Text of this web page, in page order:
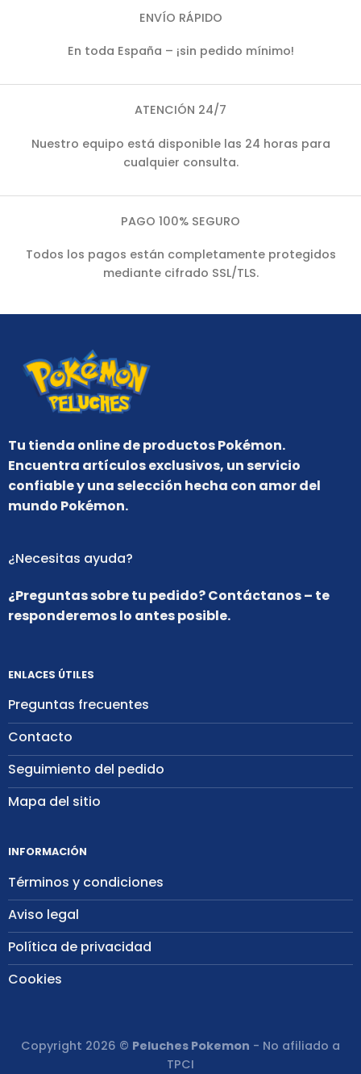
ENVÍO RÁPIDO
En toda España – ¡sin pedido mínimo!
ATENCIÓN 24/7
Nuestro equipo está disponible las 24 horas para
cualquier consulta.
PAGO 100% SEGURO
Todos los pagos están completamente protegidos
mediante cifrado SSL/TLS.
Tu tienda online de productos Pokémon.
Encuentra artículos exclusivos, un servicio
confiable y una selección hecha con amor del
mundo Pokémon.
ENLACES ÚTILES
Preguntas frecuentes
Contacto
Seguimiento del pedido
Mapa del sitio
INFORMACIÓN
Términos y condiciones
Aviso legal
Política de privacidad
Cookies
¿Necesitas ayuda?
¿Preguntas sobre tu pedido? Contáctanos – te
responderemos lo antes posible.
Copyright 2026 © Peluches Pokemon - No afiliado a
TPCI